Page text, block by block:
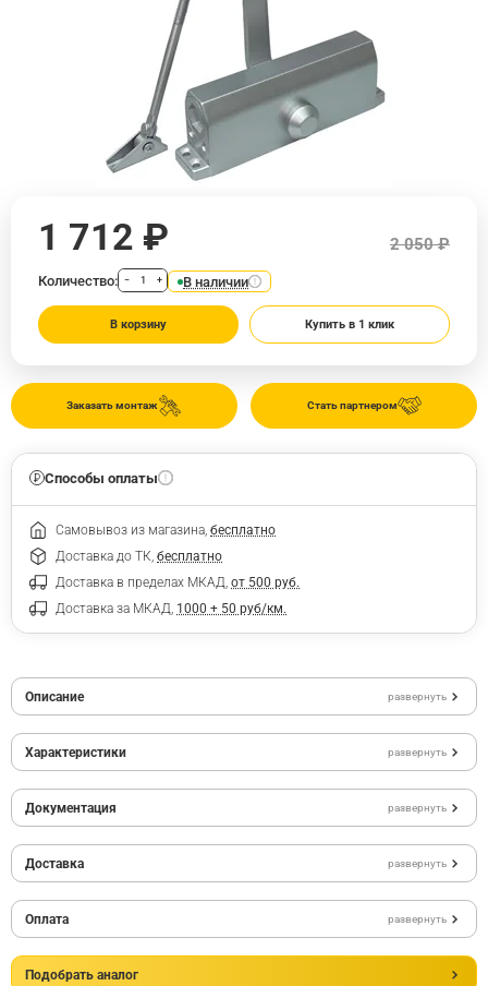
Стать партнером
Заказать монтаж
1 712 ₽ 2 050 ₽
Количество: − + В наличии
В корзину Купить в 1 клик
Способы оплаты
Самовывоз из магазина, бесплатно
Доставка до ТК, бесплатно
Доставка в пределах МКАД, от 500 руб.
Доставка за МКАД, 1000 + 50 руб/км.
Описание развернуть
Характеристики развернуть
Документация развернуть
Доставка развернуть
Оплата развернуть
Подобрать аналог